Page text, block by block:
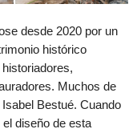
desde 2020 por un
histórico
Muchos de
Bestué. Cuando
diseño de esta